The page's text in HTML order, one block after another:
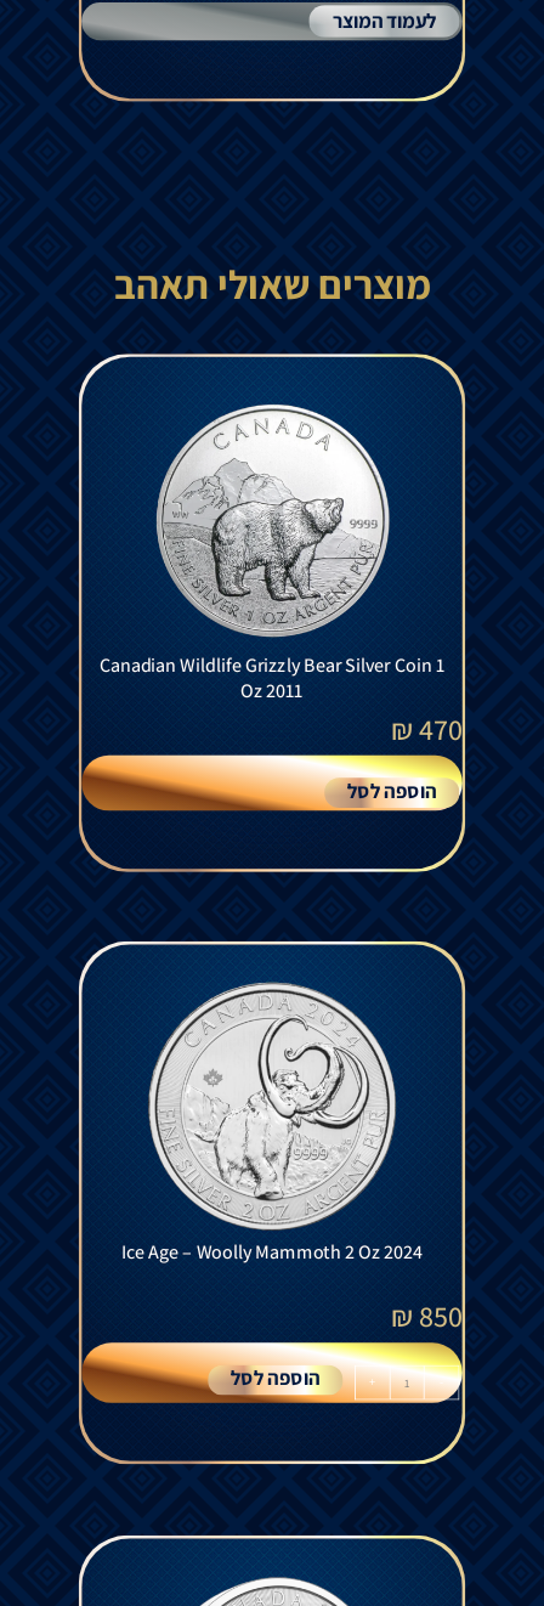
לעמוד המוצר
מוצרים שאולי תאהב
Canadian Wildlife Grizzly Bear Silver Coin 1
Oz 2011
470
₪
הוספה לסל
Ice Age – Woolly Mammoth 2 Oz 2024
850
₪
-
+ הוספה לסל